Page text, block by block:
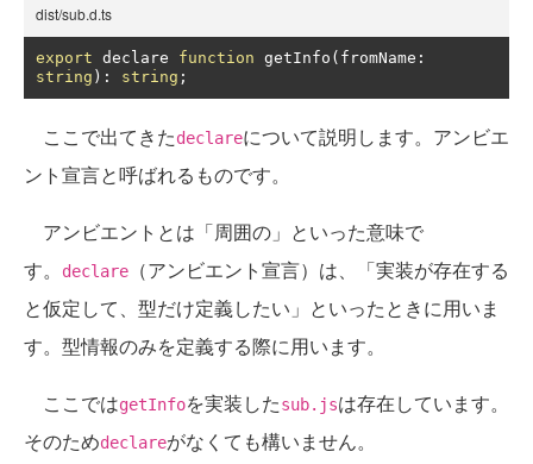
dist/sub.d.ts
export declare function getInfo ( fromName :
string ): string ;
ここで出てきたdeclareについて説明します。アンビエ
ント宣言と呼ばれるものです。
アンビエントとは「周囲の」といった意味で
す。
declare
（アンビエント宣言）は、「実装が存在する
と仮定して、型だけ定義したい」といったときに用いま
す。型情報のみを定義する際に用います。
ここではgetInfoを実装したsub.jsは存在しています。
そのためdeclareがなくても構いません。